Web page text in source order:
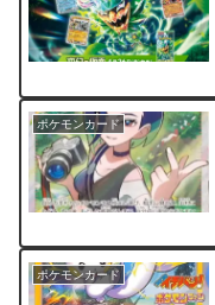
ポケモンカード
ポケモンカード